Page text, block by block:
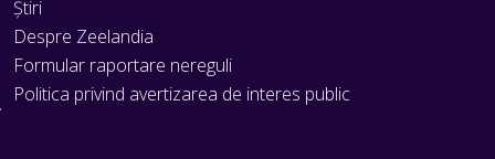
Știri
Despre Zeelandia
Formular raportare nereguli
Politica privind avertizarea de interes public